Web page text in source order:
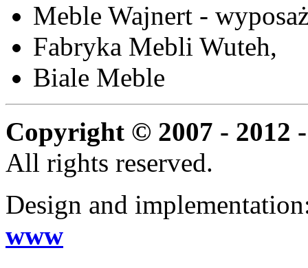
Meble Wajnert -
Fabryka Mebli Wuteh,
Biale Meble
Copyright © 2007 - 2012
All rights reserved.
Design and
www